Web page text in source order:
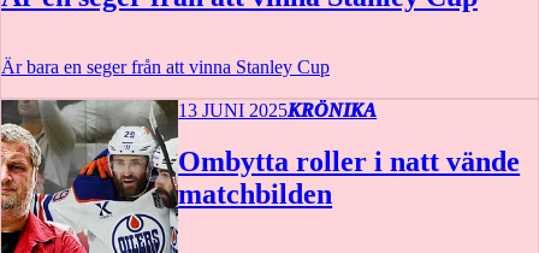
Är bara en seger från att vinna Stanley Cup
13 JUNI 2025KRÖNIKA
Ombytta roller i natt vände
matchbilden